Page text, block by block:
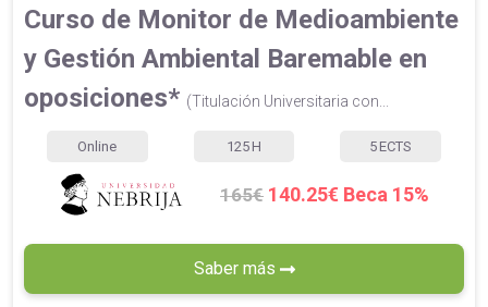
Curso de Monitor de Medioambiente
y Gestión Ambiental Baremable en
oposiciones* (Titulación Universitaria con...
Online 125 H 5 ECTS
165€ 140.25€ Beca 15%
Saber más